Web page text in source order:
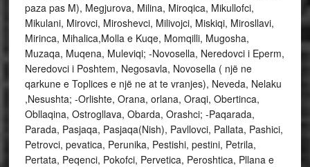
paza pas M), Megjurova, Milina, Miroqica, Mikullofci,
Mikulani, Mirovci, Miroshevci, Milivojci, Miskiqi, Mirosllavi,
Mirinca, Mihalica,Molla e Kuqe, Momqilli, Mugosha,
Muzaqa, Muqena, Muleviqi; -Novosella, Neredovci i Eperm,
Neredovci i Poshtem, Negosavla, Novosella ( një ne
qarkune e Toplices e një ne at te vranjes), Neveda, Nelaku
,Nesushta; -Orlishte, Orana, orlana, Oraqi, Obertinca,
Obllaqina, Ostrogllava, Obarda, Orashci; -Paqarada,
Parada, Pasjaqa, Pasjaqa(Nish), Pavllovci, Pallata, Pashici,
Petrovci, pevatica, Perunika, Pestishi, pestini, Petrila,
Pertata, Peqenci, Pokofci, Pervetica, Peroshtica, Pllana e